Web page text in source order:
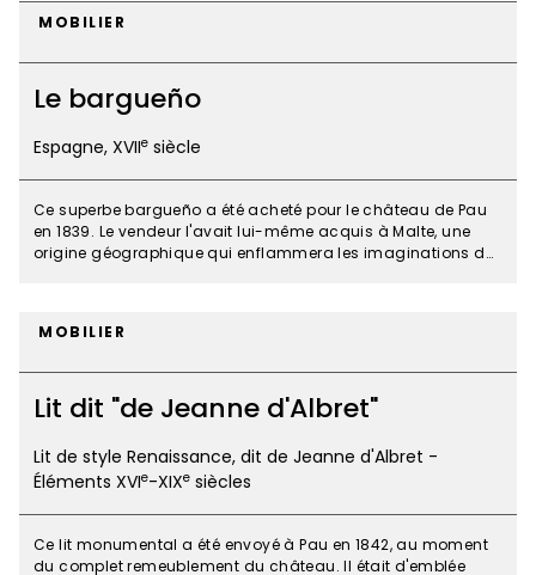
MOBILIER
Le bargueño
Espagne, XVIIe siècle
Ce superbe bargueño a été acheté pour le château de Pau
en 1839. Le vendeur l'avait lui-même acquis à Malte, une
origine géographique qui enflammera les imaginations du
de la secte des Assassins au XIIIe siècle... De fait, il est
Doté de nombreux tiroirs dont plusieurs à secret, d'un
poignées, ce coffre portatif servait tout à la fois à l'écriture et
au transport de documents ou de petits objets. Le piètement
d'origine a disparu et l'on a fabriqué pour le remplacer au
XIXe siècle un support à colonnes torses. Le très beau décor
d'incrustations de métal, de fines colonnes dorées et de
bargueño
MOBILIER
Lit dit "de Jeanne d'Albret"
Lit de style Renaissance, dit de Jeanne d'Albret -
Éléments XVIe-XIXe siècles
Ce lit monumental a été envoyé à Pau en 1842, au moment
du complet remeublement du château. Il était d'emblée